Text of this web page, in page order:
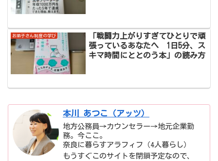
お弟子さん制度の学び
「戦闘力上がりすぎてひとりで頑
張っているあなたへ 1日5分、ス
キマ時間にととのう本」の読み方
本川 あつこ（アッツ）
地方公務員→カウンセラー→地元企業勤
務。今ここ。
奈良に暮らすアラフィフ（4人暮らし）
もうすぐこのサイトを閉鎖予定なので、